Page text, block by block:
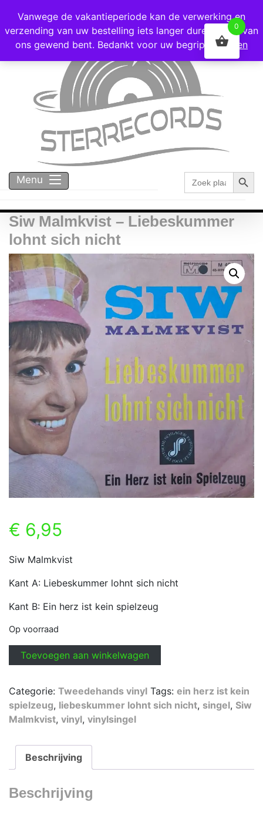
Voor 16:00 besteld = vandaag verzonden!
Menu
Zoek
naar:
Siw Malmkvist – Liebeskummer
lohnt sich nicht
€ 6,95
Siw Malmkvist
Kant A: Liebeskummer lohnt sich nicht
Kant B: Ein herz ist kein spielzeug
Op voorraad
Siw
Malmkvist
Liebeskummer
lohnt
sich
Toevoegen aan winkelwagen
Categorie: Tweedehands vinyl Tags: ein herz ist kein
spielzeug, liebeskummer lohnt sich nicht, singel, Siw
Malmkvist, vinyl, vinylsingel
Beschrijving
Beschrijving
Vanwege de vakantieperiode kan de verwerking en
verzending van uw bestelling iets langer duren dan u van
ons gewend bent. Bedankt voor uw begrip!
Negeren
0